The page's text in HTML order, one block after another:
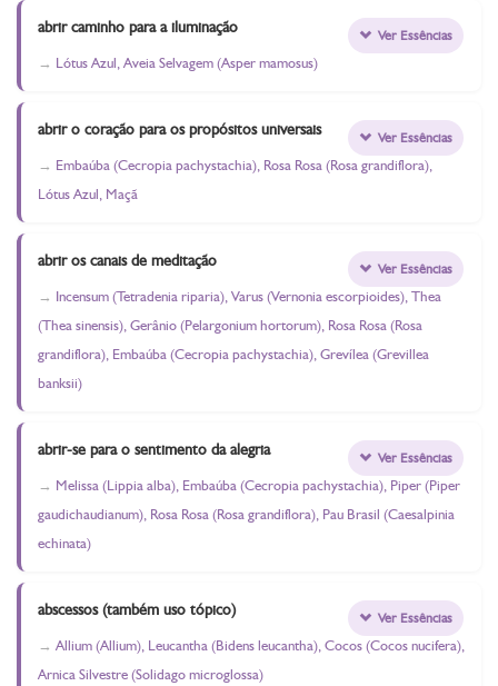
abrir caminho para a iluminação
Lótus Azul, Aveia Selvagem (Asper mamosus)
Ver Essências
abrir o coração para os propósitos universais
Embaúba (Cecropia pachystachia), Rosa Rosa (Rosa grandiflora),
Lótus Azul, Maçã
Ver Essências
abrir os canais de meditação
Incensum (Tetradenia riparia), Varus (Vernonia escorpioides), Thea
(Thea sinensis), Gerânio (Pelargonium hortorum), Rosa Rosa (Rosa
grandiflora), Embaúba (Cecropia pachystachia), Grevílea (Grevillea
banksii)
Ver Essências
abrir-se para o sentimento da alegria
Melissa (Lippia alba), Embaúba (Cecropia pachystachia), Piper (Piper
gaudichaudianum), Rosa Rosa (Rosa grandiflora), Pau Brasil (Caesalpinia
echinata)
Ver Essências
abscessos (também uso tópico)
Allium (Allium), Leucantha (Bidens leucantha), Cocos (Cocos nucifera),
Arnica Silvestre (Solidago microglossa)
Ver Essências